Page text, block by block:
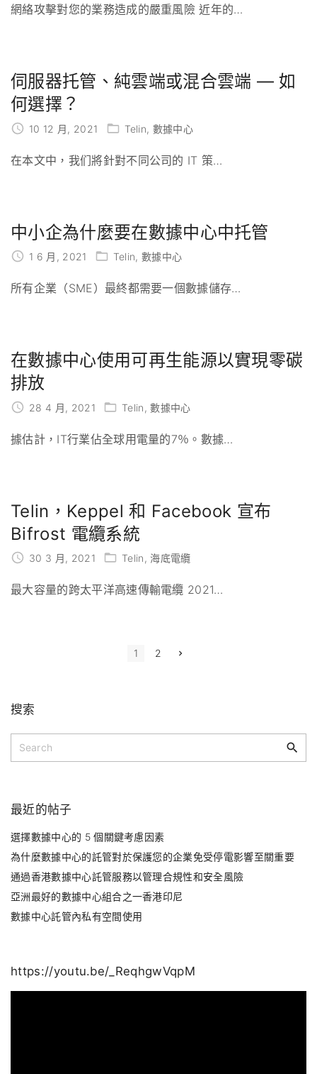
網絡攻擊對您的業務造成的嚴重風險 近年的…
伺服器托管、純雲端或混合雲端 — 如
何選擇？
10 12 月, 2021 Telin 數據中心
在本文中，我们將針對不同公司的 IT 策…
中小企為什麼要在數據中心中托管
1 6 月, 2021 Telin 數據中心
所有企業（SME）最終都需要一個數據儲存…
在數據中心使用可再生能源以實現零碳
排放
28 4 月, 2021 Telin 數據中心
據估計，IT行業佔全球用電量的7％。數據…
Telin，Keppel 和 Facebook 宣布
Bifrost 電纜系統
30 3 月, 2021 Telin 海底電纜
最大容量的跨太平洋高速傳輸電纜 2021…
s
g
i
n
a
t
i
n
1 2
N
搜索
最近的帖子
選擇數據中心的 5 個關鍵考慮因素
為什麼數據中心的託管對於保護您的企業免受停電影響至關重要
通過香港數據中心託管服務以管理合規性和安全風險
亞洲最好的數據中心組合之一香港印尼
數據中心託管內私有空間使用
https://youtu.be/_ReqhgwVqpM